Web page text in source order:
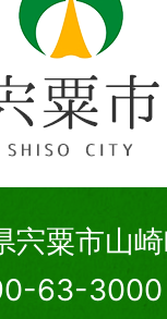
粟市山崎
63-3000